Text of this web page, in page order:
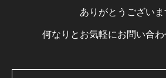
ありがとうございま
何なりとお気軽にお問い合わ